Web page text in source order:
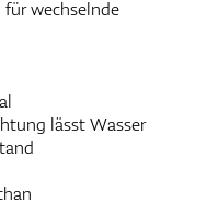
wechselnde
lässt Wasser